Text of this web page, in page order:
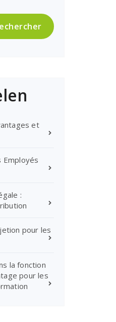
et
Employés
:
pour les
la fonction
pour les